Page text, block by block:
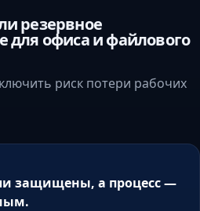
резервное
для офиса и файлового
риск потери рабочих
защищены, а процесс —